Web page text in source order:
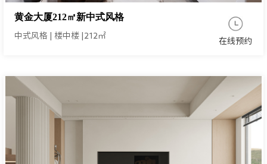
黄金大厦212㎡新中式风格
中式风格 楼中楼 212㎡
在线预约